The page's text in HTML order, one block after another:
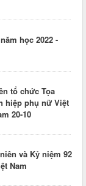
học 2022 -
tổ chức Tọa
hiệp phụ nữ Việt
20-10
và Kỷ niệm 92
Nam